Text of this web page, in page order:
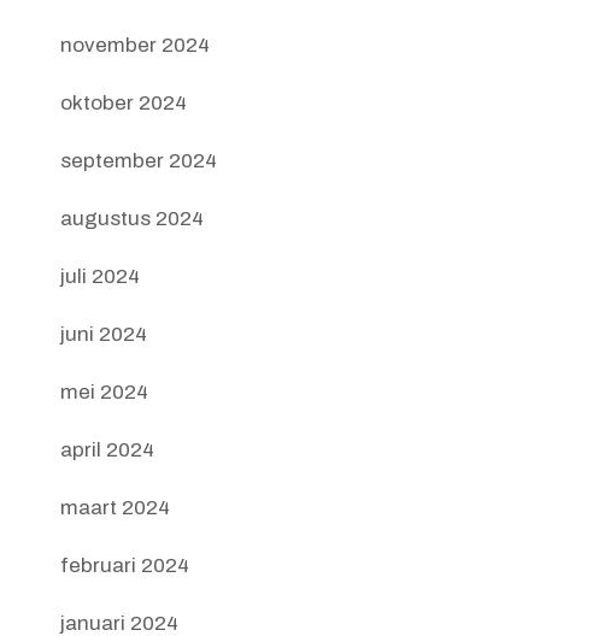
november 2024
oktober 2024
september 2024
augustus 2024
juli 2024
juni 2024
mei 2024
april 2024
maart 2024
februari 2024
januari 2024